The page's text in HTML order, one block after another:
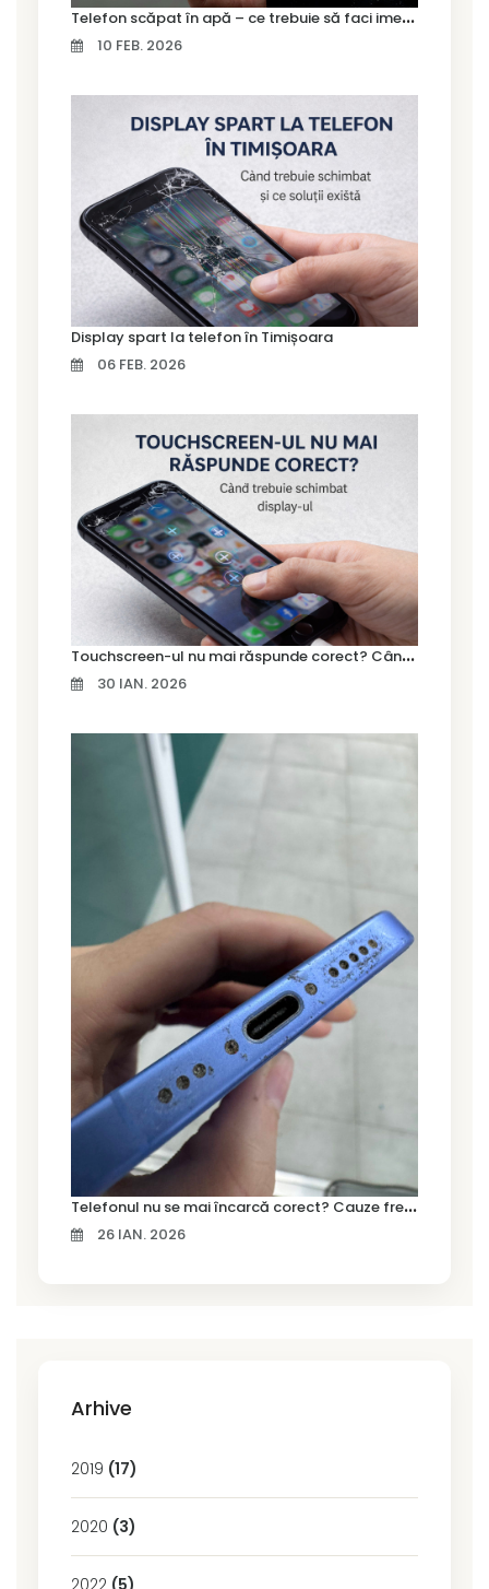
T
elefon scăpat în apă – ce trebuie să faci imediat și ce greșeli să eviți
10 FEB. 2026
Display spart la telefon în Timișoara
06 FEB. 2026
T
ouchscreen-ul nu mai răspunde corect? Când trebuie schimbat display-ul
30 IAN. 2026
T
elefonul nu se mai încarcă corect? Cauze frecvente și soluții la service în Timișoara
26 IAN. 2026
Arhive
2019 (17)
2020 (3)